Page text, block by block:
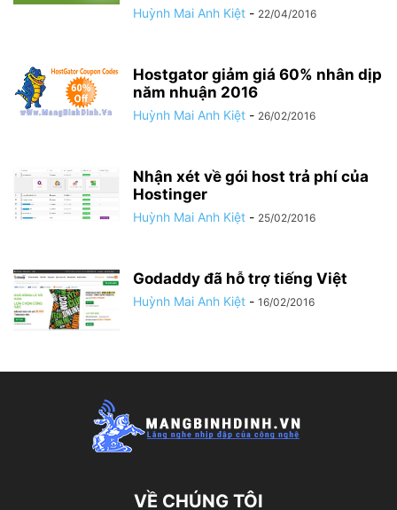
Huỳnh Mai Anh Kiệt - 22/04/2016
Hostgator giảm giá 60% nhân dịp
năm nhuận 2016
Huỳnh Mai Anh Kiệt - 26/02/2016
Nhận xét về gói host trả phí của
Hostinger
Huỳnh Mai Anh Kiệt - 25/02/2016
Godaddy đã hỗ trợ tiếng Việt
Huỳnh Mai Anh Kiệt - 16/02/2016
VỀ CHÚNG TÔI